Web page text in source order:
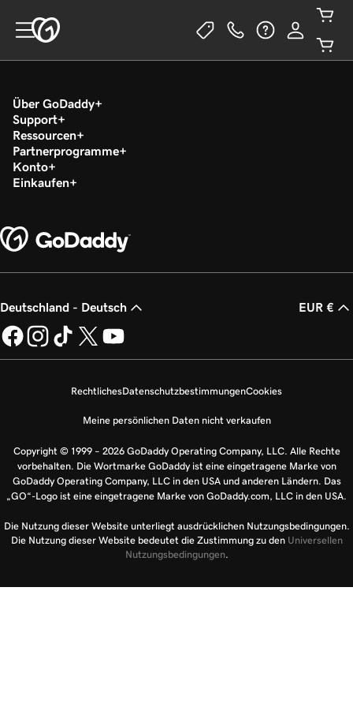
Über GoDaddy
Support
Ressourcen
Partnerprogramme
Konto
Einkaufen
Deutschland - Deutsch EUR €
RechtlichesDatenschutzbestimmungenCookies
Meine persönlichen Daten nicht verkaufen
Copyright © 1999 – 2026 GoDaddy Operating Company, LLC. Alle Rechte
vorbehalten. Die Wortmarke GoDaddy ist eine eingetragene Marke von
GoDaddy Operating Company, LLC in den USA und anderen Ländern. Das
„GO“-Logo ist eine eingetragene Marke von GoDaddy.com, LLC in den USA.
Die Nutzung dieser Website unterliegt ausdrücklichen Nutzungsbedingungen.
Die Nutzung dieser Website bedeutet die Zustimmung zu den Universellen
Nutzungsbedingungen.